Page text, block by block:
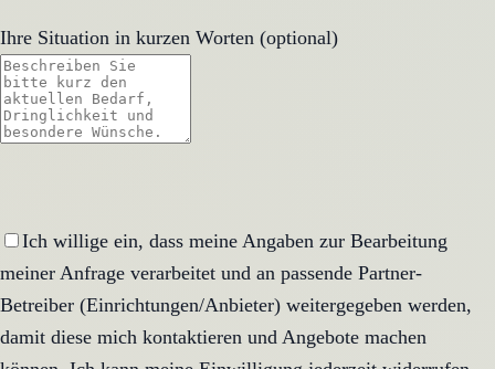
Ihre Situation in kurzen Worten (optional)
Ich willige ein, dass meine Angaben zur Bearbeitung
meiner Anfrage verarbeitet und an passende Partner-
Betreiber (Einrichtungen/Anbieter) weitergegeben werden,
damit diese mich kontaktieren und Angebote machen